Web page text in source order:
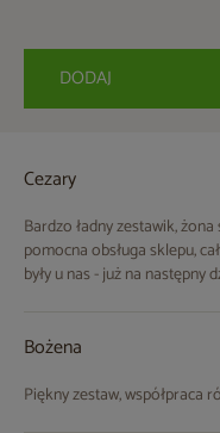
DODAJ
Cezary
Bardzo ładny zestawik,
pomocna obsługa sklepu,
były u nas - już na
Bożena
Piękny zestaw, współpraca